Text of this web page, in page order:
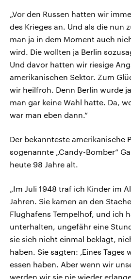
„Vor den Russen hatten wir
des Krieges an. Und als die nun
man ja in dem Moment auch
wird. Die wollten ja Berlin
Und davor hatten wir riesige
amerikanischen Sektor. Zum
wir heilfroh. Denn Berlin wurde
man gar keine Wahl hatte. Da,
war man eben dann.“
Der bekannteste amerikanische
sogenannte „Candy-Bomber“
heute 98 Jahre alt.
„Im Juli 1948 traf ich Kinder im
Jahren. Sie kamen an den
Flughafens Tempelhof, und ich
unterhalten, ungefähr eine
sie sich nicht einmal beklagt,
haben. Sie sagten: ‚Eines Tages
essen haben. Aber wenn wir
werden wir sie nie wieder